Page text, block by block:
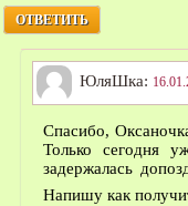
ОТВЕТИТЬ
ЮляШка:
Спасибо,
Только сегодня
задержалась
Напишу как